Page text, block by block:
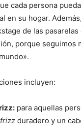
cada persona
en su hogar.
de las pasarelas
porque seguimos
incluyen:
para aquellas
frizz duradero y un